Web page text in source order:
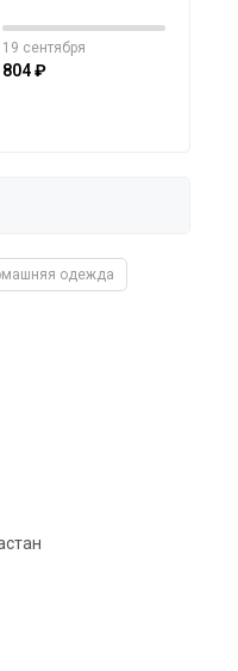
19 сентября
804 ₽
одежда